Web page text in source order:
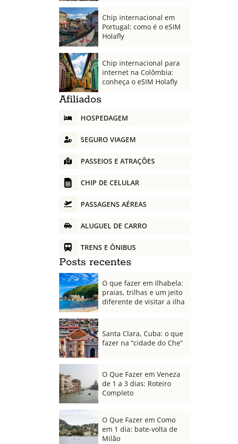
Chip internacional em
Portugal: como é o eSIM
Holafly
Chip internacional para
internet na Colômbia:
conheça o eSIM Holafly
Afiliados
HOSPEDAGEM
SEGURO VIAGEM
PASSEIOS E ATRAÇÕES
CHIP DE CELULAR
PASSAGENS AÉREAS
ALUGUEL DE CARRO
TRENS E ÔNIBUS
Posts recentes
O que fazer em Ilhabela:
praias, trilhas e um jeito
diferente de visitar a ilha
Santa Clara, Cuba: o que
fazer na “cidade do Che”
O Que Fazer em Veneza
de 1 a 3 dias: Roteiro
Completo
O Que Fazer em Como
em 1 dia: bate-volta de
Milão